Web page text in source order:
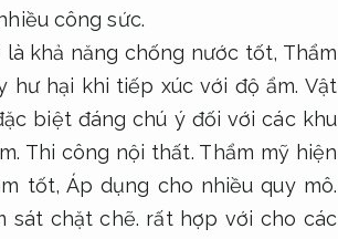
công sức.
khả năng chống nước tốt, Thẩm
hư hại khi tiếp xúc với độ ẩm. Vật
biệt đáng chú ý đối với các khu
Thi công nội thất. Thẩm mỹ hiện
tốt, Áp dụng cho nhiều quy mô.
sát chặt chẽ. rất hợp với cho các